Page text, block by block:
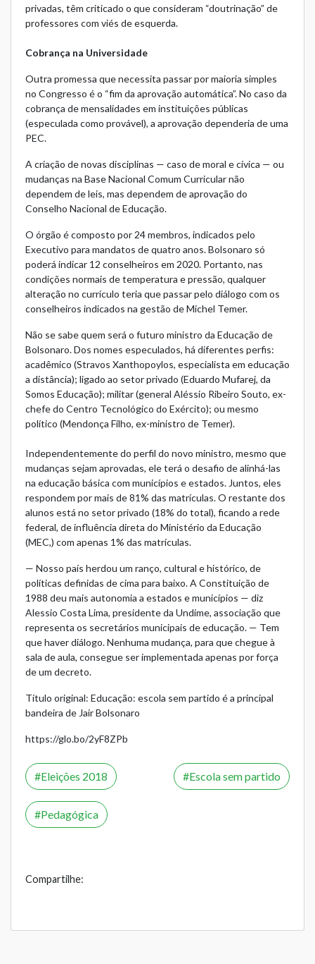
privadas, têm criticado o que consideram “doutrinação” de
professores com viés de esquerda.
Cobrança na Universidade
Outra promessa que necessita passar por maioria simples
no Congresso é o “fim da aprovação automática”. No caso da
cobrança de mensalidades em instituições públicas
(especulada como provável), a aprovação dependeria de uma
PEC.
A criação de novas disciplinas — caso de moral e cívica — ou
mudanças na Base Nacional Comum Curricular não
dependem de leis, mas dependem de aprovação do
Conselho Nacional de Educação.
O órgão é composto por 24 membros, indicados pelo
Executivo para mandatos de quatro anos. Bolsonaro só
poderá indicar 12 conselheiros em 2020. Portanto, nas
condições normais de temperatura e pressão, qualquer
alteração no currículo teria que passar pelo diálogo com os
conselheiros indicados na gestão de Michel Temer.
Não se sabe quem será o futuro ministro da Educação de
Bolsonaro. Dos nomes especulados, há diferentes perfis:
acadêmico (Stravos Xanthopoylos, especialista em educação
a distância); ligado ao setor privado (Eduardo Mufarej, da
Somos Educação); militar (general Aléssio Ribeiro Souto, ex-
chefe do Centro Tecnológico do Exército); ou mesmo
político (Mendonça Filho, ex-ministro de Temer).
Independentemente do perfil do novo ministro, mesmo que
mudanças sejam aprovadas, ele terá o desafio de alinhá-las
na educação básica com municípios e estados. Juntos, eles
respondem por mais de 81% das matrículas. O restante dos
alunos está no setor privado (18% do total), ficando a rede
federal, de influência direta do Ministério da Educação
(MEC,) com apenas 1% das matrículas.
— Nosso país herdou um ranço, cultural e histórico, de
políticas definidas de cima para baixo. A Constituição de
1988 deu mais autonomia a estados e municípios — diz
Alessio Costa Lima, presidente da Undime, associação que
representa os secretários municipais de educação. — Tem
que haver diálogo. Nenhuma mudança, para que chegue à
sala de aula, consegue ser implementada apenas por força
de um decreto.
Título original: Educação: escola sem partido é a principal
bandeira de Jair Bolsonaro
https://glo.bo/2yF8ZPb
Eleições 2018 Escola sem partido
Pedagógica
Compartilhe: